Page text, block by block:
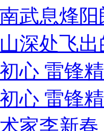
武息烽
深处飞
心 雷锋
心 雷锋
家李新